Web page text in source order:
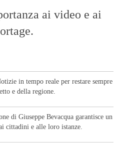
ai video e ai
in tempo reale per restare sempre
e della regione.
di Giuseppe Bevacqua garantisce un
cittadini e alle loro istanze.